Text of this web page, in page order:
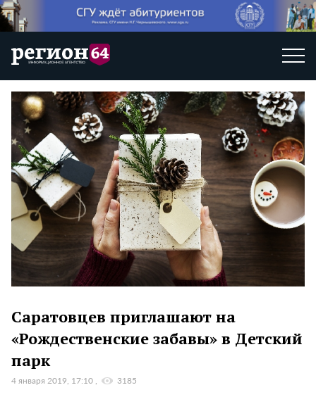
Саратовцев приглашают на
«Рождественские забавы» в Детский
парк
4 января 2019, 17:10 3185